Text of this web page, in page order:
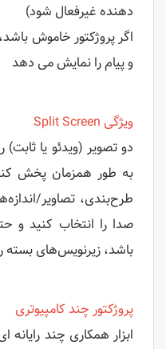
دهنده غیرفعال شود)
اگر پروژکتور خاموش
و پیام را نمایش می دهد
ویژگی Split Screen
دو تصویر (ویدئو یا
به طور همزمان پخش
طرح‌بندی، تصاویر/
صدا را انتخاب کنید و
باشد، زیرنویس‌های بسته
پروژکتور چند کامپیوتری
ابزار همکاری چند